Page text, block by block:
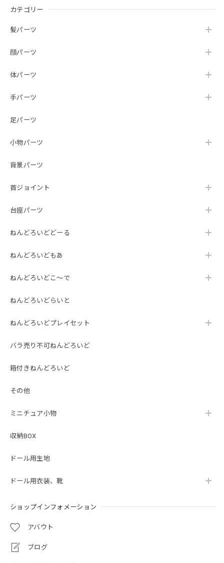
カテゴリー
髪パーツ
顔パーツ
体パーツ
手パーツ
足パーツ
小物パーツ
背景パーツ
首ジョイント
台座パーツ
ねんどろいどどーる
ねんどろいどもあ
ねんどろいどこ～で
ねんどろいどらいと
ねんどろいどプレイセット
バラ売り不可ねんどろいど
箱付きねんどろいど
その他
ミニチュア小物
収納BOX
ドール用生地
ドール用衣装、靴
ショップインフォメーション
アバウト
ブログ